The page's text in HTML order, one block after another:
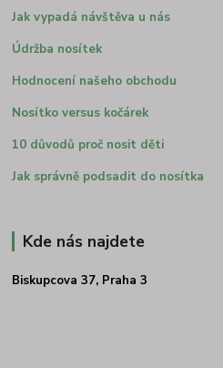
Jak vypadá návštěva u nás
Údržba nosítek
Hodnocení našeho obchodu
Nosítko versus kočárek
10 důvodů proč nosit děti
Jak správně podsadit do nosítka
Kde nás najdete
Biskupcova 37, Praha 3